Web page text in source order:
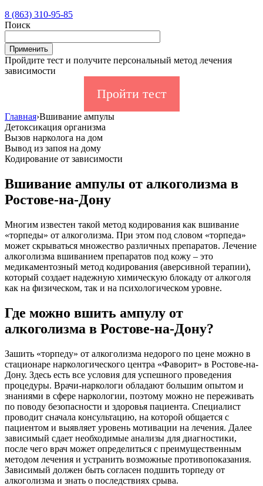
8 (863) 310-95-85
Поиск
Пройдите тест и получите персональный метод лечения
зависимости
Пройти тест
Главная›Вшивание ампулы
Детоксикация организма
Вызов нарколога на дом
Вывод из запоя на дому
Кодирование от зависимости
Вшивание ампулы от алкоголизма в
Ростове-на-Дону
Многим известен такой метод кодирования как вшивание
«торпеды» от алкоголизма. При этом под словом «торпеда»
может скрываться множество различных препаратов. Лечение
алкоголизма вшиванием препаратов под кожу – это
медикаментозный метод кодирования (аверсивной терапии),
который создает надежную химическую блокаду от алкоголя
как на физическом, так и на психологическом уровне.
Где можно вшить ампулу от
алкоголизма в Ростове-на-Дону?
Зашить «торпеду» от алкоголизма недорого по цене можно в
стационаре наркологического центра «Фаворит» в Ростове-на-
Дону. Здесь есть все условия для успешного проведения
процедуры. Врачи-наркологи обладают большим опытом и
знаниями в сфере наркологии, поэтому можно не переживать
по поводу безопасности и здоровья пациента. Специалист
проводит сначала консультацию, на которой общается с
пациентом и выявляет уровень мотивации на лечения. Далее
зависимый сдает необходимые анализы для диагностики,
после чего врач может определиться с преимущественным
методом лечения и устранить возможные противопоказания.
Зависимый должен быть согласен подшить торпеду от
алкоголизма и знать о последствиях срыва.